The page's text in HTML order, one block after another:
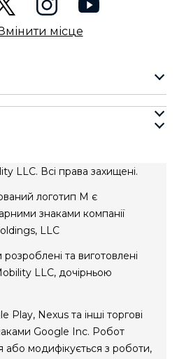
місце
LLC. Всі права захищені.
логотип M є
знаками компанії
LLC
розроблені та виготовлені
LLC, дочірньою
Play, Nexus та інші торгові
Google Inc. Робот
або модифікується з роботи,